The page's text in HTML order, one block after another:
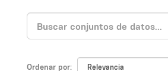
Ordenar por